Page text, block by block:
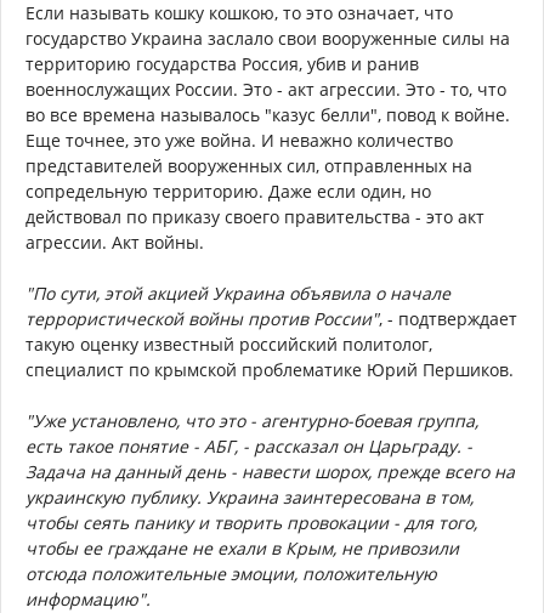
Если называть кошку кошкою, то это означает, что
государство Украина заслало свои вооруженные силы на
территорию государства Россия, убив и ранив
военнослужащих России. Это - акт агрессии. Это - то, что
во все времена называлось "казус белли", повод к войне.
Еще точнее, это уже война. И неважно количество
представителей вооруженных сил, отправленных на
сопредельную территорию. Даже если один, но
действовал по приказу своего правительства - это акт
агрессии. Акт войны.
"По сути, этой акцией Украина объявила о начале
террористической войны против России", - подтверждает
такую оценку известный российский политолог,
специалист по крымской проблематике Юрий Першиков.
"Уже установлено, что это - агентурно-боевая группа,
есть такое понятие - АБГ, - рассказал он Царьграду. -
Задача на данный день - навести шорох, прежде всего на
украинскую публику. Украина заинтересована в том,
чтобы сеять панику и творить провокации - для того,
чтобы ее граждане не ехали в Крым, не привозили
отсюда положительные эмоции, положительную
информацию".